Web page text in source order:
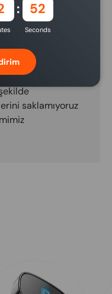
saklamıyoruz
51
Seconds